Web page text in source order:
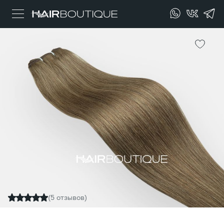
(5 отзывов)